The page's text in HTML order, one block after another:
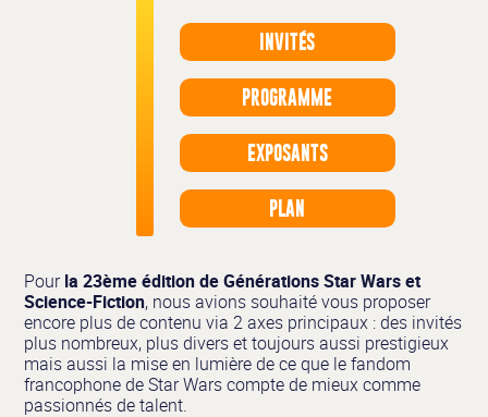
INVITÉS
PROGRAMME
EXPOSANTS
PLAN
Pourla 23ème édition de Générations Star Wars et
Science-Fiction, nous avions souhaité vous proposer
encore plus de contenu via 2 axes principaux : des invités
plus nombreux, plus divers et toujours aussi prestigieux
mais aussi la mise en lumière de ce que le fandom
francophone de Star Wars compte de mieux comme
passionnés de talent.